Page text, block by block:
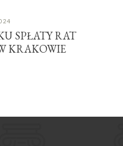
SPŁATY RAT
KRAKOWIE